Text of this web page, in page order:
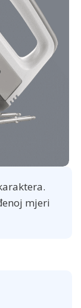
mjeri